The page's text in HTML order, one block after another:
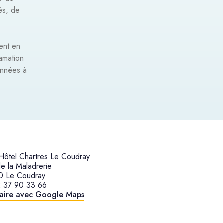
de
en
à
Chartres Le Coudray
la Maladrerie
Le Coudray
37 90 33 66
avec Google Maps